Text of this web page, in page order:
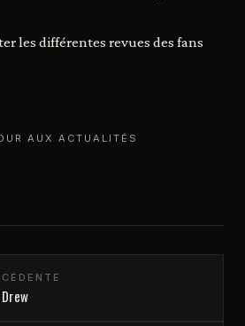
les différentes revues des fans
AUX ACTUALITÉS